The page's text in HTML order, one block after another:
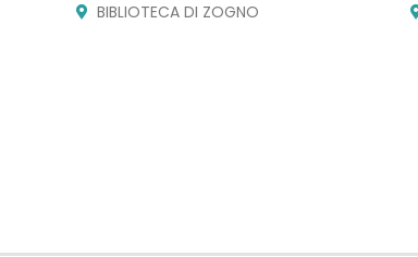
BIBLIOTECA DI ZOGNO